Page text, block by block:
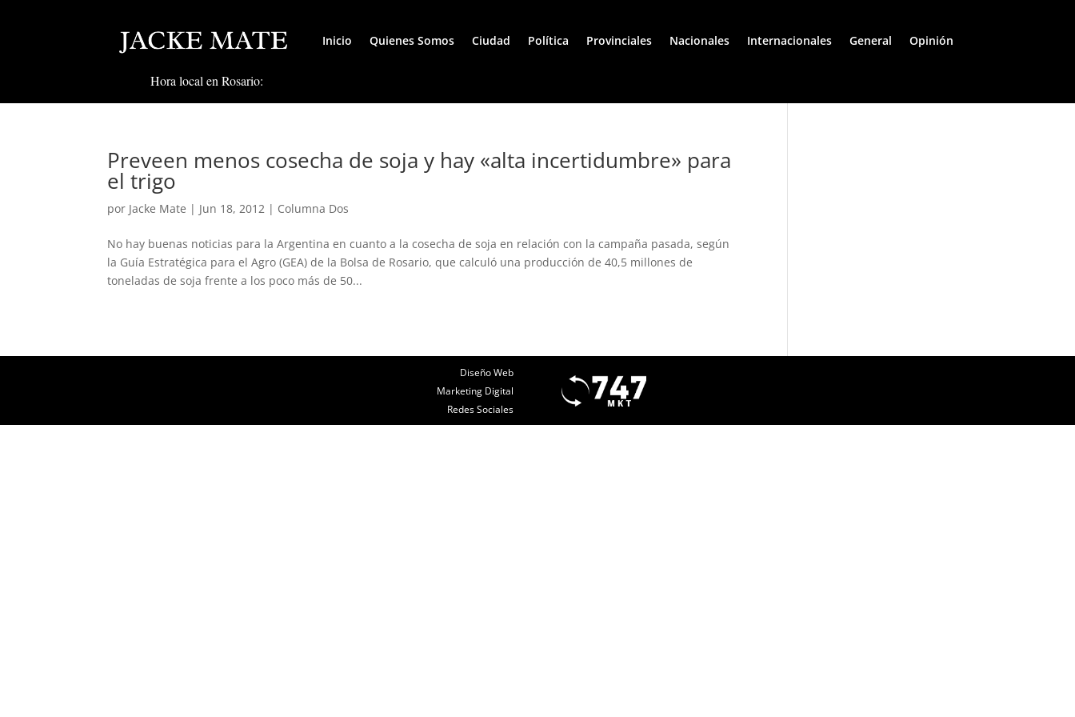
Inicio Quienes Somos Ciudad Política Provinciales Nacionales Internacionales General Opinión
Hora local en Rosario:
Preveen menos cosecha de soja y hay «alta incertidumbre» para
el trigo
por Jacke Mate | Jun 18, 2012 | Columna Dos
No hay buenas noticias para la Argentina en cuanto a la cosecha de soja en relación con la campaña pasada, según
la Guía Estratégica para el Agro (GEA) de la Bolsa de Rosario, que calculó una producción de 40,5 millones de
toneladas de soja frente a los poco más de 50...
Diseño Web
Marketing Digital
Redes Sociales